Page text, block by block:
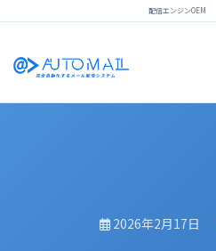
配信エンジンOEM
2026年2月17日